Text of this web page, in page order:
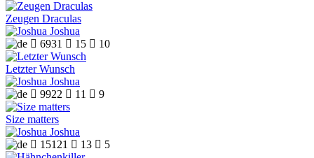
Zeugen Draculas
Joshua
 6931  15  10
Letzter Wunsch
Joshua
 9922  11  9
Size matters
Joshua
 15121  13  5